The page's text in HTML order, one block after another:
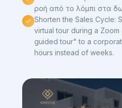
ροή από το λόμπι στα
Shorten the Sales Cycle:
virtual tour during a
guided tour" to a
hours instead of weeks.